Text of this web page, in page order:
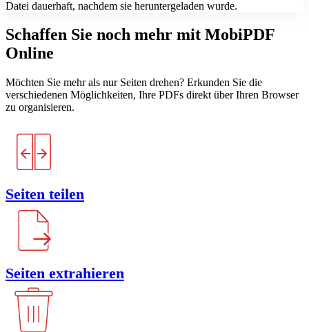
Datei dauerhaft, nachdem sie heruntergeladen wurde.
Schaffen Sie noch mehr mit MobiPDF
Online
Möchten Sie mehr als nur Seiten drehen? Erkunden Sie die
verschiedenen Möglichkeiten, Ihre PDFs direkt über Ihren Browser
zu organisieren.
Seiten teilen
Seiten extrahieren